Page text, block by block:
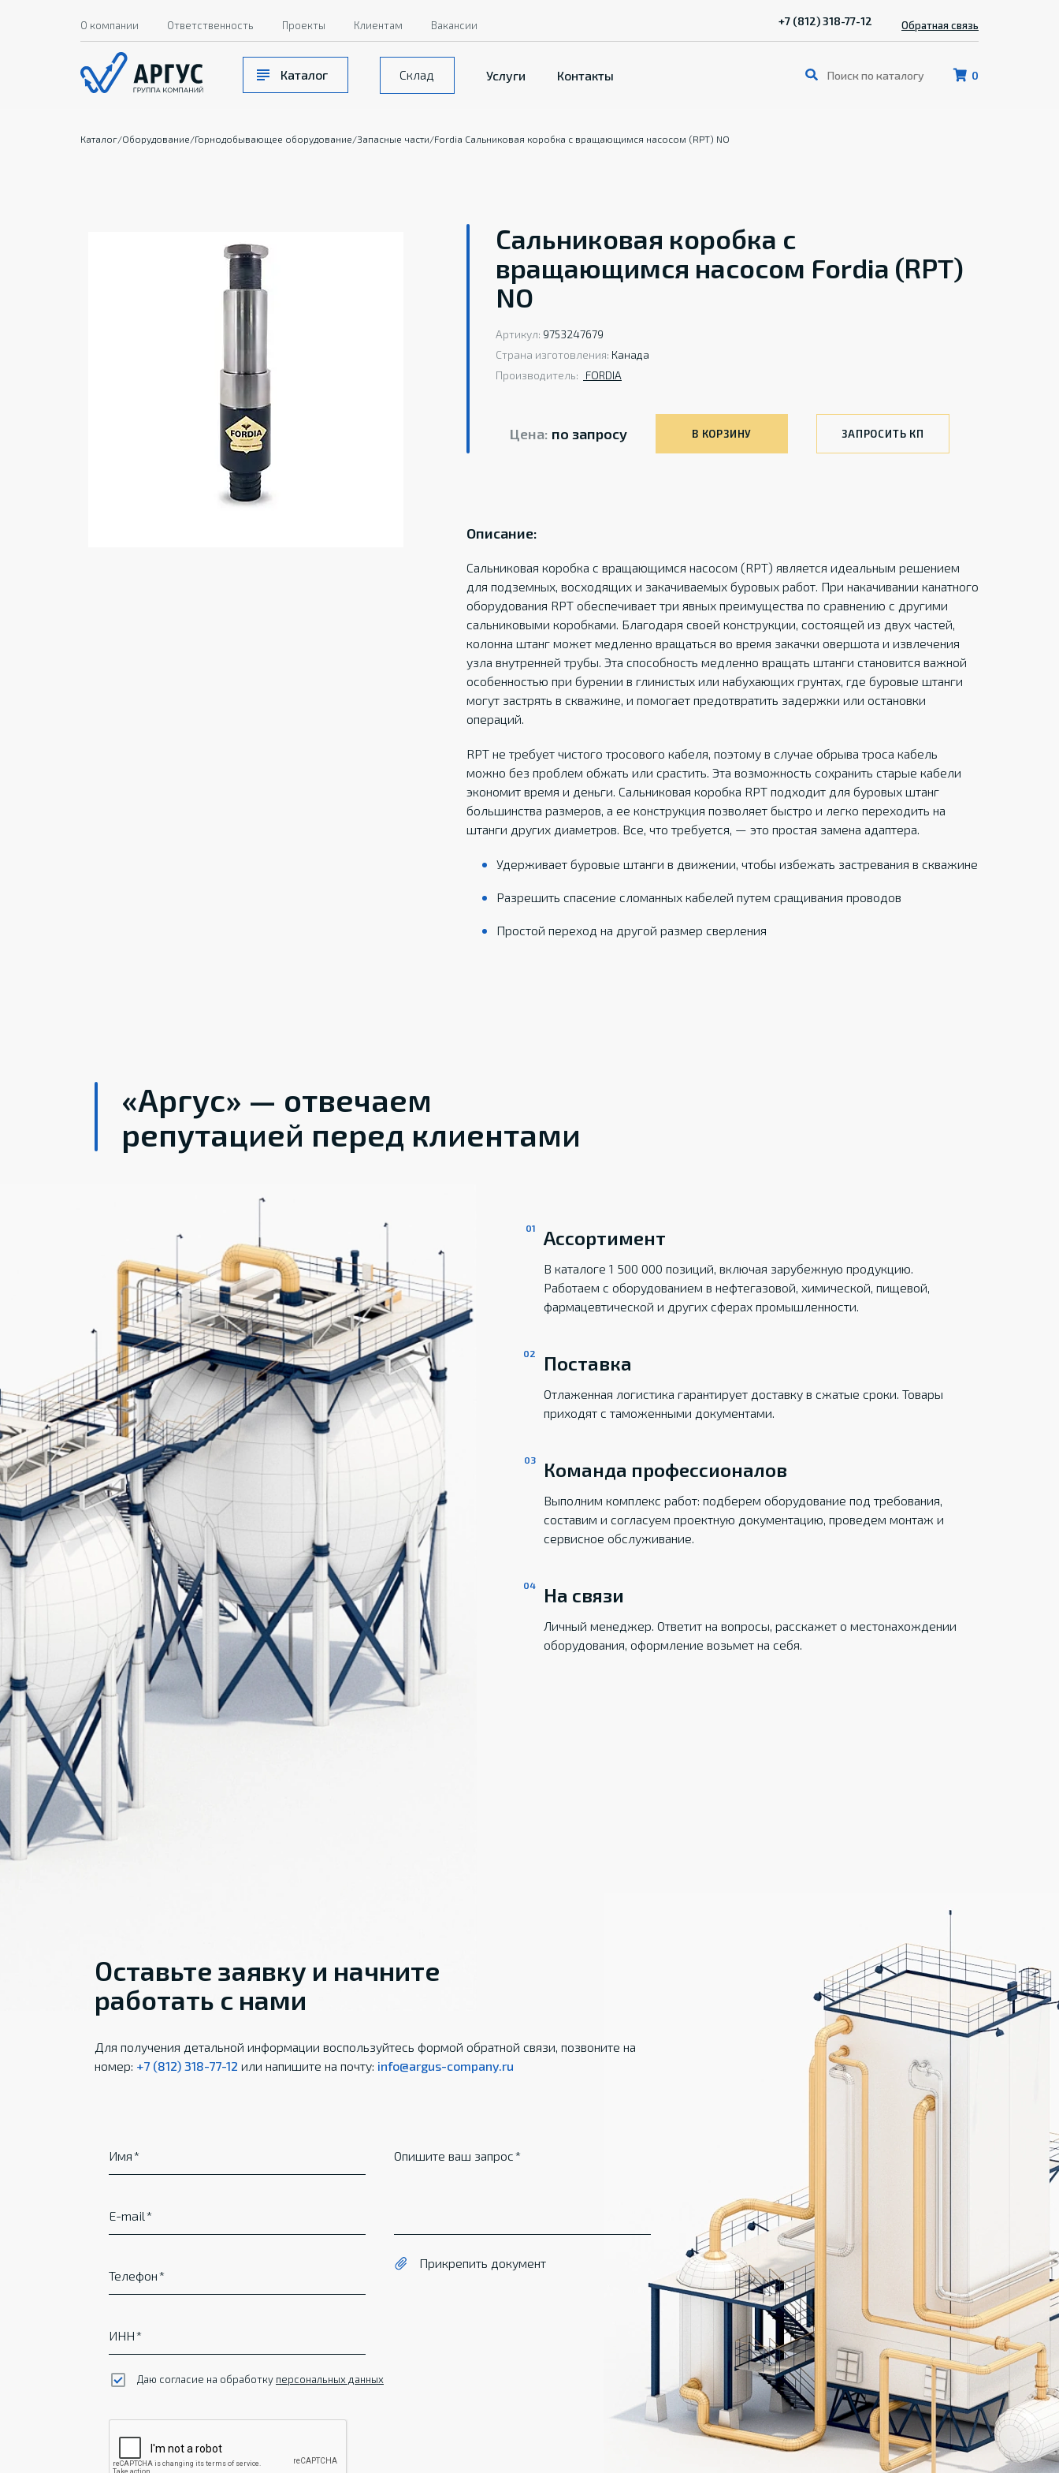
0
Каталог Склад Услуги Контакты
О компании Ответственность Проекты Клиентам Вакансии +7 (812) 318-77-12 Обратная связь
Каталог/Оборудование/Горнодобывающее оборудование/Запасные части/Fordia Сальниковая коробка с вращающимся насосом (RPT) NO
Сальниковая коробка с
вращающимся насосом Fordia (RPT)
NO
Артикул: 9753247679
Страна изготовления: Канада
Производитель:
FORDIA
Цена: по запросу В КОРЗИНУ ЗАПРОСИТЬ КП
Описание:
Сальниковая коробка с вращающимся насосом (RPT) является идеальным решением
для подземных, восходящих и закачиваемых буровых работ. При накачивании канатного
оборудования RPT обеспечивает три явных преимущества по сравнению с другими
сальниковыми коробками. Благодаря своей конструкции, состоящей из двух частей,
колонна штанг может медленно вращаться во время закачки овершота и извлечения
узла внутренней трубы. Эта способность медленно вращать штанги становится важной
особенностью при бурении в глинистых или набухающих грунтах, где буровые штанги
могут застрять в скважине, и помогает предотвратить задержки или остановки
операций.
RPT не требует чистого тросового кабеля, поэтому в случае обрыва троса кабель
можно без проблем обжать или срастить. Эта возможность сохранить старые кабели
экономит время и деньги. Сальниковая коробка RPT подходит для буровых штанг
большинства размеров, а ее конструкция позволяет быстро и легко переходить на
штанги других диаметров. Все, что требуется, — это простая замена адаптера.
Удерживает буровые штанги в движении, чтобы избежать застревания в скважине
Разрешить спасение сломанных кабелей путем сращивания проводов
Простой переход на другой размер сверления
«Аргус» — отвечаем
репутацией перед клиентами
Ассортимент
В каталоге 1 500 000 позиций, включая зарубежную продукцию.
Работаем с оборудованием в нефтегазовой, химической, пищевой,
фармацевтической и других сферах промышленности.
Поставка
Отлаженная логистика гарантирует доставку в сжатые сроки. Товары
приходят с таможенными документами.
Команда профессионалов
Выполним комплекс работ: подберем оборудование под требования,
составим и согласуем проектную документацию, проведем монтаж и
сервисное обслуживание.
На связи
Личный менеджер. Ответит на вопросы, расскажет о местонахождении
оборудования, оформление возьмет на себя.
Оставьте заявку и начните
работать с нами
Для получения детальной информации воспользуйтесь формой обратной связи, позвоните на
номер: +7 (812) 318-77-12 или напишите на почту: info@argus-company.ru
Имя
E-mail
Телефон
ИНН
Опишите ваш запрос
Прикрепить документ
Даю согласие на обработку персональных данных